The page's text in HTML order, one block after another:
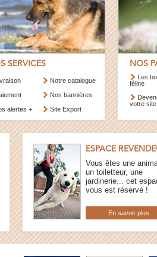
SERVICES
alertes +
Notre catalogue
Nos bannières
Site Export
NOS
Les
féline
votre
ESPACE
Vous êtes une
un toiletteur, une
jardinerie... cet
vous est réservé !
En savoir plus